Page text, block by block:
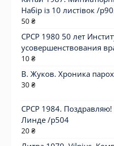
Набір із 10 листівок /
50 ₴
СРСР 1980 50 лет
усовершенствования
10 ₴
В. Жуков. Хроника
30 ₴
СРСР 1984.
Линде /р504
20 ₴